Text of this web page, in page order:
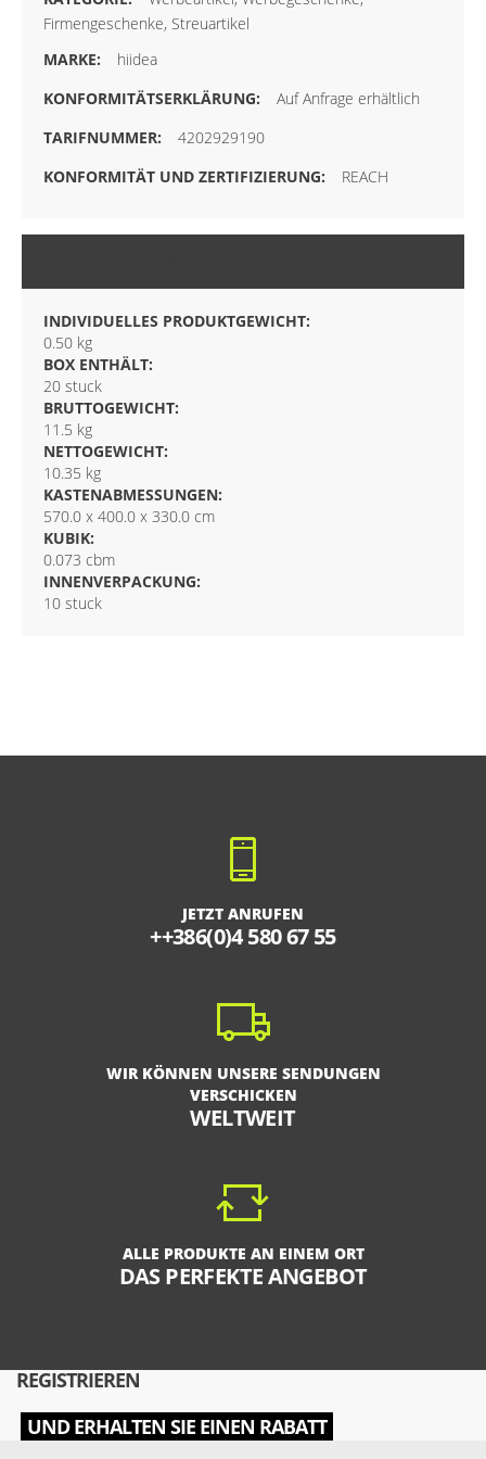
Firmengeschenke, Streuartikel
hiidea
Auf Anfrage erhältlich
4202929190
REACH
INDIVIDUELLES PRODUKTGEWICHT:
0.50 kg
BOX ENTHÄLT:
20 stuck
BRUTTOGEWICHT:
11.5 kg
NETTOGEWICHT:
10.35 kg
KASTENABMESSUNGEN:
570.0 x 400.0 x 330.0 cm
KUBIK:
0.073 cbm
INNENVERPACKUNG:
10 stuck
JETZT ANRUFEN
++386(0)4 580 67 55
WIR KÖNNEN UNSERE SENDUNGEN
VERSCHICKEN
WELTWEIT
ALLE PRODUKTE AN EINEM ORT
DAS PERFEKTE ANGEBOT
REGISTRIEREN
UND ERHALTEN SIE EINEN RABATT